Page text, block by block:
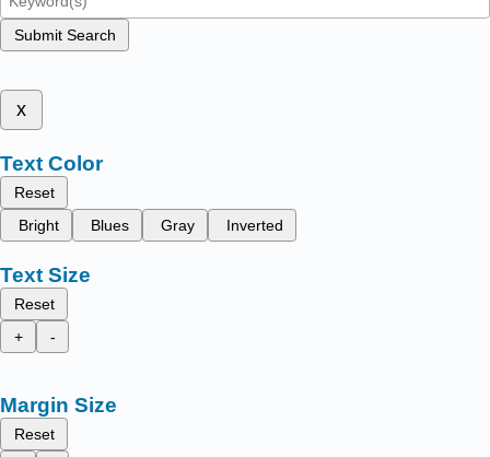
Submit Search
x
Text Color
Reset
Bright
Blues Gray Inverted
Text Size
Reset
+
-
Margin Size
Reset